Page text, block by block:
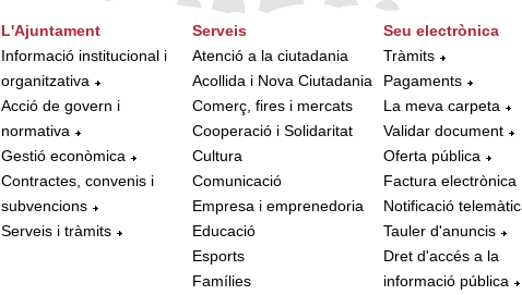
L'Ajuntament
Informació institucional i
organitzativa
Acció de govern i
normativa
Gestió econòmica
Contractes, convenis i
subvencions
Serveis i tràmits
Serveis
Atenció a la ciutadania
Acollida i Nova Ciutadania
Comerç, fires i mercats
Cooperació i Solidaritat
Cultura
Comunicació
Empresa i emprenedoria
Educació
Esports
Famílies
Seu electrònica
Tràmits
Pagaments
La meva carpeta
Validar document
Oferta pública
Factura electrònica
Notificació
Tauler d'anuncis
Dret d'accés a la
informació pública